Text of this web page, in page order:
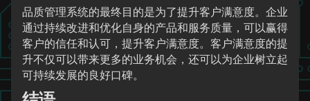
品质管理系统的最终目的是为了提升客户满意度。企业
通过持续改进和优化自身的产品和服务质量，可以赢得
客户的信任和认可，提升客户满意度。客户满意度的提
升不仅可以带来更多的业务机会，还可以为企业树立起
可持续发展的良好口碑。